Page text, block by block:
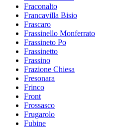
Fraconalto
Francavilla Bisio
Frascaro
Frassinello Monferrato
Frassineto Po
Frassinetto
Frassino
Frazione Chiesa
Fresonara
Frinco
Front
Frossasco
Frugarolo
Fubine